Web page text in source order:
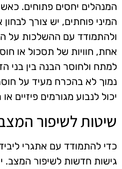
המנהלים יחסים פתוחים.
המיני פוחתים, יש צורך
ולהתמודד עם ההשלכות על
אחת, חוויות של תסכול או
למתח ולחוסר הבנה בין בני
נמוך לא בהכרח מעיד על
יכול לנבוע מגורמים פיזיים
שיטות לשיפור
כדי להתמודד עם אתגרי
גישות חדשות לשיפור המצב.